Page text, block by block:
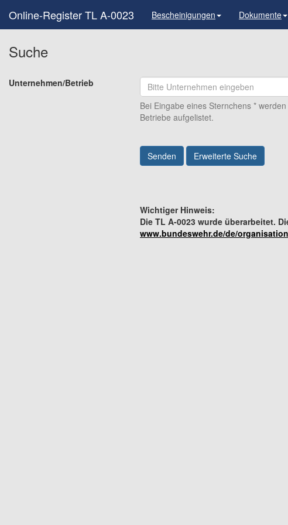
Online-Register TL A-0023 Bescheinigungen Dokumente
Suche
Unternehmen/Betrieb
Bei Eingabe eines Sternchens * werden
Betriebe aufgelistet.
Senden
Wichtiger Hinweis:
Die TL A-0023 wurde überarbeitet.
www.bundeswehr.de/de/